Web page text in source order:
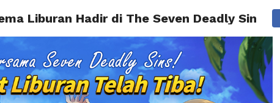
BERITA TIPS & TRIK REVIEW PRESS RELEASE
Liburan Hadir di The Seven Deadly Sins: